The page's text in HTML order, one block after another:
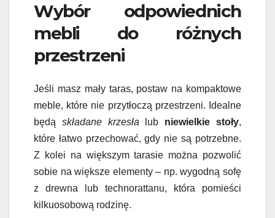
Wybór odpowiednich
mebli do różnych
przestrzeni
Jeśli masz mały taras, postaw na kompaktowe
meble, które nie przytłoczą przestrzeni. Idealne
będą składane krzesła lub niewielkie stoły,
które łatwo przechować, gdy nie są potrzebne.
Z kolei na większym tarasie można pozwolić
sobie na większe elementy – np. wygodną sofę
z drewna lub technorattanu, która pomieści
kilkuosobową rodzinę.